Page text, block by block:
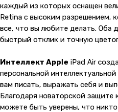
каждый из которых оснащен
Retina с высоким разрешением,
все, что вы любите делать. Оба
быстрый отклик и точную
Интеллект Apple iPad Air
персональной
вам писать, выражать себя и
Благодаря новаторской защите
можете быть уверены, что